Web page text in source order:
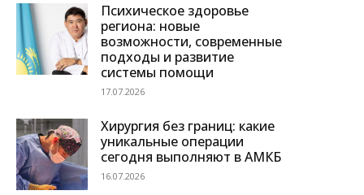
Психическое здоровье
региона: новые
возможности, современные
подходы и развитие
системы помощи
17.07.2026
Хирургия без границ: какие
уникальные операции
сегодня выполняют в АМКБ
16.07.2026